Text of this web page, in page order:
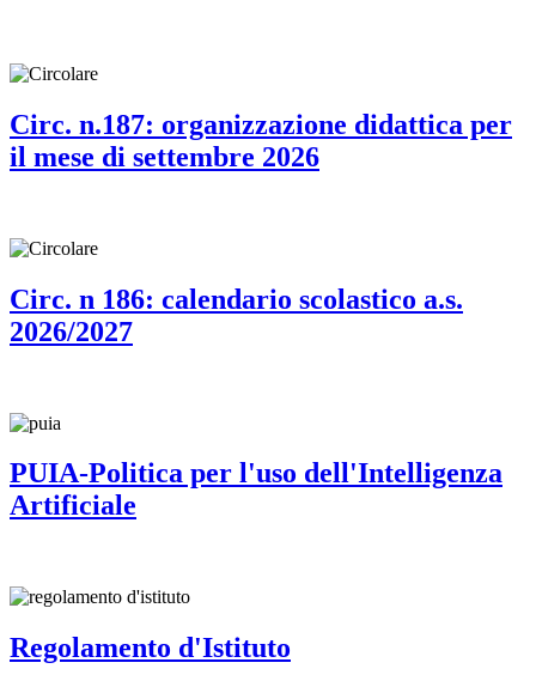
Circ. n.187: organizzazione didattica per
il mese di settembre 2026
Circ. n 186: calendario scolastico a.s.
2026/2027
PUIA-Politica per l'uso dell'Intelligenza
Artificiale
Regolamento d'Istituto